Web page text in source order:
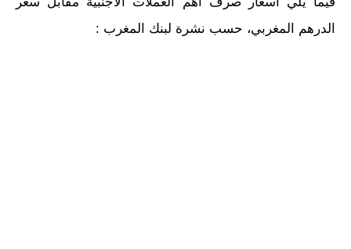
الدرهم المغربي، حسب نشرة لبنك المغرب :